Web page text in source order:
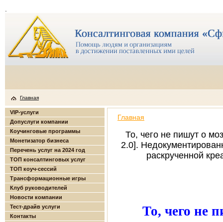
Главная
VIP-услуги
Допуслуги компании
Коучинговые программы
Монетизатор бизнеса
Перечень услуг на 2024 год
ТОП консалтинговых услуг
ТОП коуч-сессий
Трансформационные игры
Клуб руководителей
Новости компании
Тест-драйв услуги
Контакты
Главная
То, чего не пишут о
2.0].
раскрученной
То, чего не